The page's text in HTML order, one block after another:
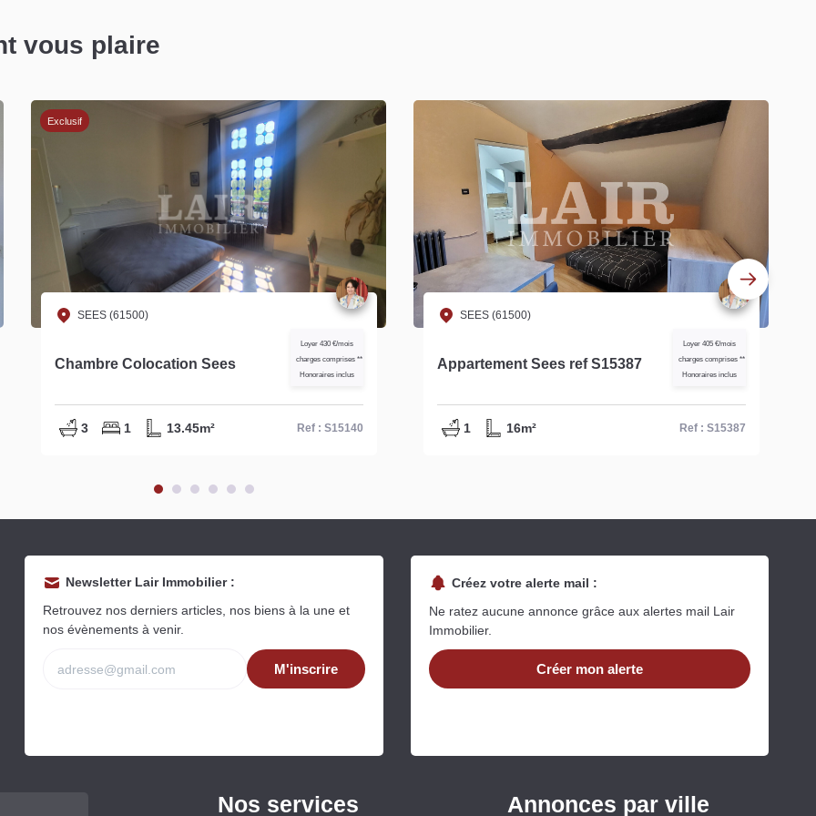
vous plaire
SEES (61500)
Appartement Sees ref S15387
Loyer 405 €/mois
charges comprises **
Honoraires inclus
1 16m² Ref : S15387
SEES (61500)
Studio Meublé Sees S13980
Loyer 520 €/mois
charges comprises **
Honoraires inclus
1 30m² Ref : S13980
Newsletter Lair Immobilier :
Retrouvez nos derniers articles, nos biens à la une et
nos évènements à venir.
M'inscrire
Créez votre alerte mail :
Ne ratez aucune annonce grâce aux alertes mail Lair
Immobilier.
Créer mon alerte
Nos services Annonces par ville